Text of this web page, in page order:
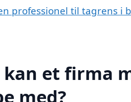
professionel til tagrens i
kan et firma
med?